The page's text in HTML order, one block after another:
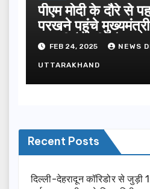
पीएम मोदी के दौरे से
परखने पहुंचे
सकती है बड़ी सौगात
FEB 24, 2025 NEWS
UTTARAKHAND
Recent Posts
दिल्ली-देहरादून कॉरिडोर से जुड़ी